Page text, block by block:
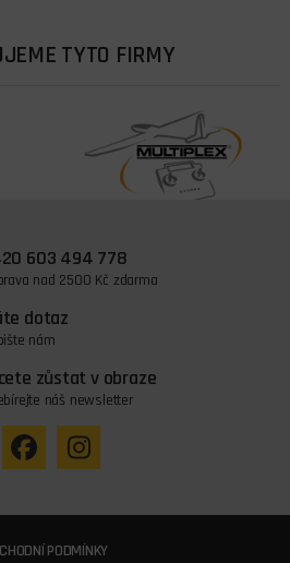
TYTO FIRMY
603 494 778
nad 2500 Kč zdarma
dotaz
nám
zůstat v obraze
náš newsletter
PODMÍNKY